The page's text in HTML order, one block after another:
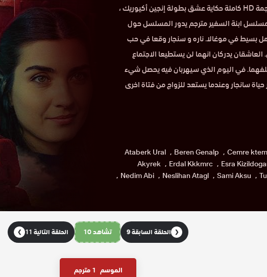
مشاهدة المسلسل التركي ابنة السفير الحلقة 10 مترجمة HD كاملة حكاية عشق بطولة إنجين أكيوريك ،
ابنة السفير مترجم يدور المسلسل حول
بسيط في موغالا. ناره و سنجار وقعا في حب
يدركان انهما لن يستطيعا الاجتماع
في اليوم الذي سيهربان فيه يحصل شيء
سانجار وعندما يستعد للزواج من فتاة اخرى
Ataberk Ural Beren Genalp Cemre ktem
Akyrek
Erdal Kkkmrc Esra
Nedim Abi
Neslihan Atagl Sami Aksu
❮ الحلقة السابقة 9 تشاهد 10 الحلقة التالية 11 ❯
الموسم 1 مترجم